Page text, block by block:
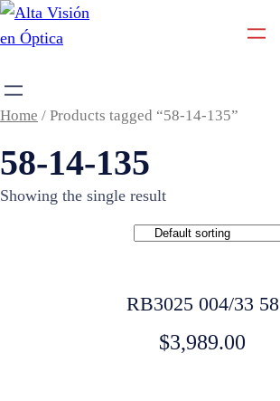
Home / Products tagged “58-14-135”
58-14-135
Showing the single result
RB3025 004/33 58
$3,989.00